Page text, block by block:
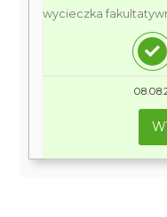
wycieczka